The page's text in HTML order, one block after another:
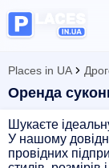
Places in UA
Оренда
Шукаєте
У нашому
провідних